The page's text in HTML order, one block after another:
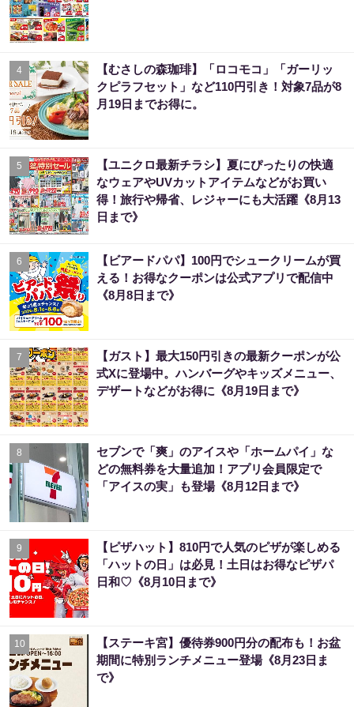
4
【むさしの森珈琲】「ロコモコ」「ガーリッ
クピラフセット」など110円引き！対象7品が8
月19日までお得に。
5
【ユニクロ最新チラシ】夏にぴったりの快適
なウェアやUVカットアイテムなどがお買い
得！旅行や帰省、レジャーにも大活躍《8月13
日まで》
6
【ビアードパパ】100円でシュークリームが買
える！お得なクーポンは公式アプリで配信中
《8月8日まで》
7
【ガスト】最大150円引きの最新クーポンが公
式Xに登場中。ハンバーグやキッズメニュー、
デザートなどがお得に《8月19日まで》
8
セブンで「爽」のアイスや「ホームパイ」な
どの無料券を大量追加！アプリ会員限定で
「アイスの実」も登場《8月12日まで》
9
【ピザハット】810円で人気のピザが楽しめる
「ハットの日」は必見！土日はお得なピザパ
日和♡《8月10日まで》
10
【ステーキ宮】優待券900円分の配布も！お盆
期間に特別ランチメニュー登場《8月23日ま
で》